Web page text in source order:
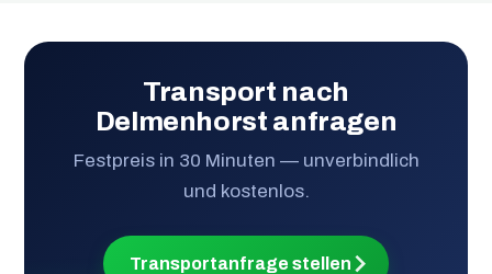
Transport nach
Delmenhorst anfragen
Festpreis in 30 Minuten — unverbindlich
und kostenlos.
Transportanfrage stellen